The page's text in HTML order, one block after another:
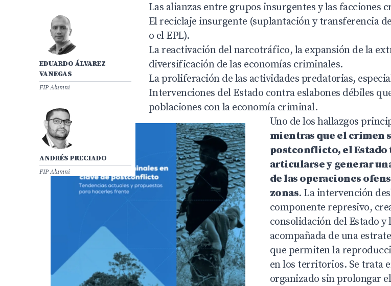
EDUARDO ÁLVAREZ
VANEGAS
FIP Alumni
ANDRÉS PRECIADO
FIP Alumni
Las alianzas entre grupos insurgentes y las facciones
El reciclaje insurgente (suplantación y transferencia
o el EPL).
La reactivación del narcotráfico, la expansión de la
diversificación de las economías criminales.
La proliferación de las actividades predatorias,
Intervenciones del Estado contra eslabones débiles
poblaciones con la economía criminal.
Uno de los hallazgos
mientras que el crimen
postconflicto, el
articularse y generar
de las operaciones
zonas. La intervención
componente represivo,
consolidación del Estado y
acompañada de una
que permiten la
en los territorios. Se trata
organizado sin prolongar